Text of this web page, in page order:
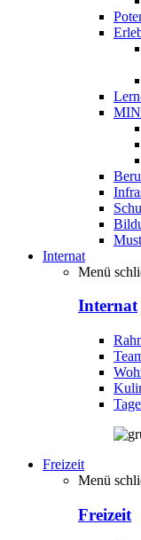
Internat
Menü
Internat
Freizeit
Menü
Freizeit